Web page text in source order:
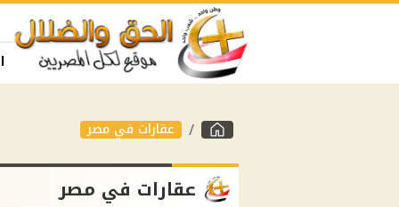
عقارات في مصر
عقارات في مصر